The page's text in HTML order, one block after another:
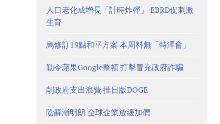
人口老化成增長「計時炸彈」 EBRD促刺激
生育
烏修訂19點和平方案 本周料無「特澤會」
勒令蘋果Google整頓 打擊冒充政府詐騙
削政府支出浪費 推日版DOGE
陰霾漸明朗 全球企業放緩加價